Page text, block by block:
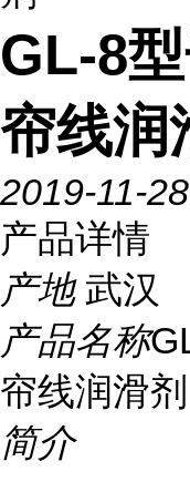
GL-8
帘线润
2019-11-28
产品详情
产地 武汉
产品名称
帘线润滑剂
简介